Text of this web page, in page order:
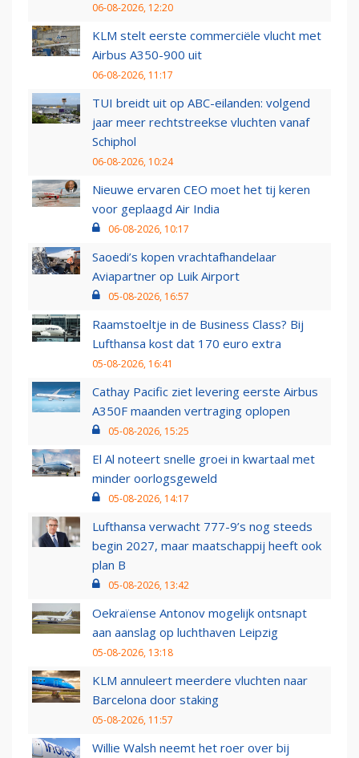
06-08-2026, 12:20
KLM stelt eerste commerciële vlucht met
Airbus A350-900 uit
06-08-2026, 11:17
TUI breidt uit op ABC-eilanden: volgend
jaar meer rechtstreekse vluchten vanaf
Schiphol
06-08-2026, 10:24
Nieuwe ervaren CEO moet het tij keren
voor geplaagd Air India
06-08-2026, 10:17
Saoedi’s kopen vrachtafhandelaar
Aviapartner op Luik Airport
05-08-2026, 16:57
Raamstoeltje in de Business Class? Bij
Lufthansa kost dat 170 euro extra
05-08-2026, 16:41
Cathay Pacific ziet levering eerste Airbus
A350F maanden vertraging oplopen
05-08-2026, 15:25
El Al noteert snelle groei in kwartaal met
minder oorlogsgeweld
05-08-2026, 14:17
Lufthansa verwacht 777-9’s nog steeds
begin 2027, maar maatschappij heeft ook
plan B
05-08-2026, 13:42
Oekraïense Antonov mogelijk ontsnapt
aan aanslag op luchthaven Leipzig
05-08-2026, 13:18
KLM annuleert meerdere vluchten naar
Barcelona door staking
05-08-2026, 11:57
Willie Walsh neemt het roer over bij